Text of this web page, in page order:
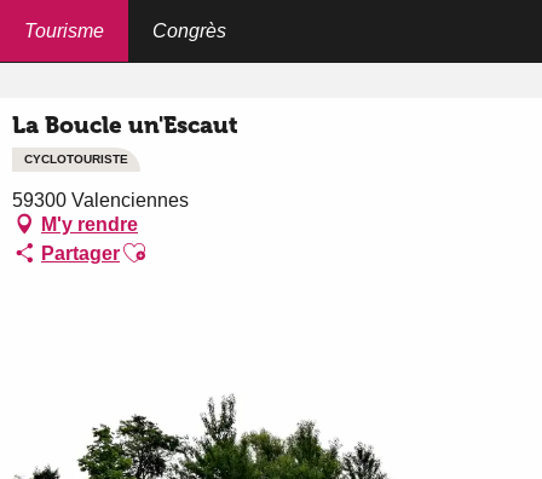
Tourisme Congrès
La Boucle un'Escaut
CYCLOTOURISTE
59300 Valenciennes
M'y rendre
PartagerAjouter aux favoris